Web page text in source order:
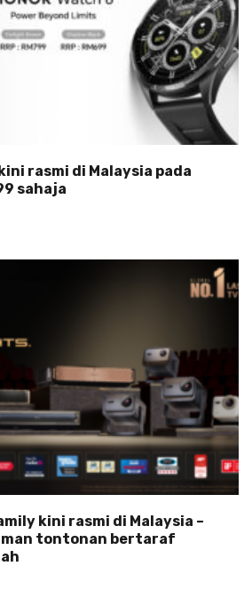
rasmi di Malaysia pada
sahaja
kini rasmi di Malaysia –
tontonan bertaraf